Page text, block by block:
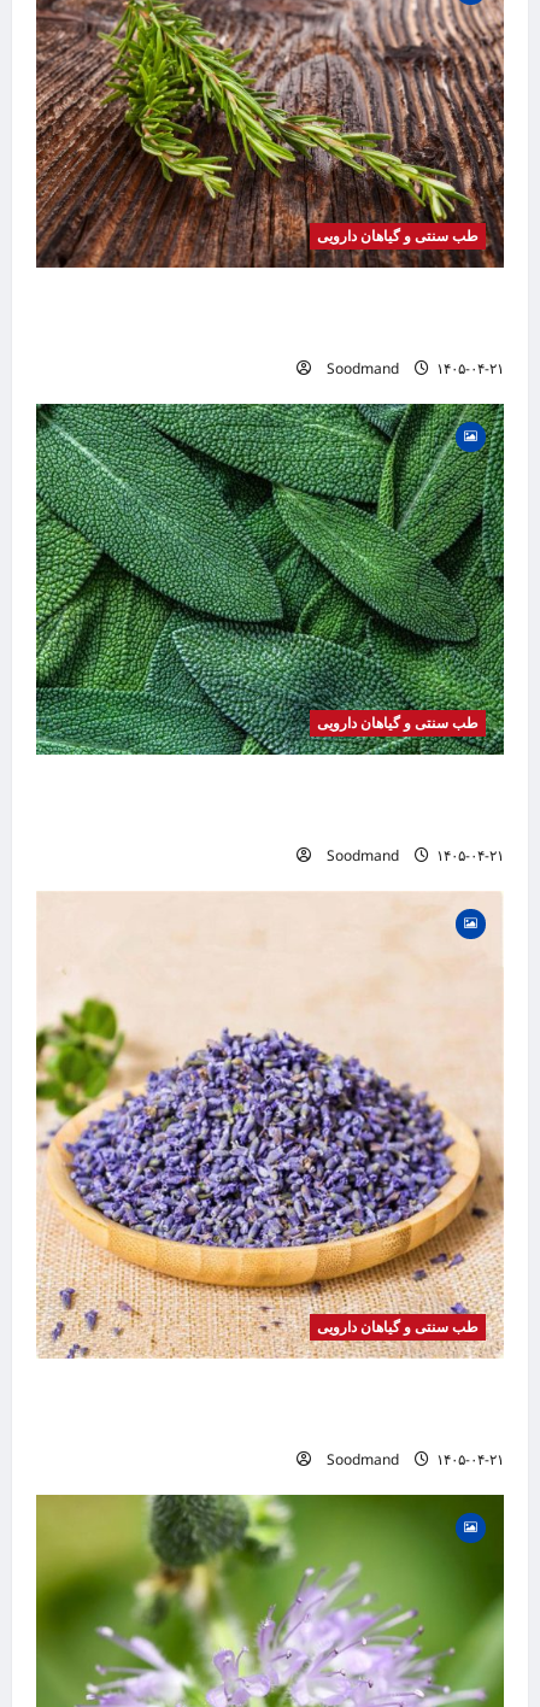
طب سنتی و گیاهان دارویی
Soodmand ۱۴۰۵-۰۴-۲۱
طب سنتی و گیاهان دارویی
Soodmand ۱۴۰۵-۰۴-۲۱
طب سنتی و گیاهان دارویی
Soodmand ۱۴۰۵-۰۴-۲۱